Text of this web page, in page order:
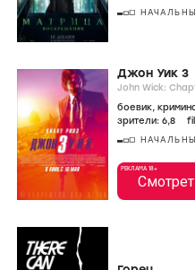
Джон Уик 3
боевик,
зрители: 6,8
РЕКЛАМА 18+